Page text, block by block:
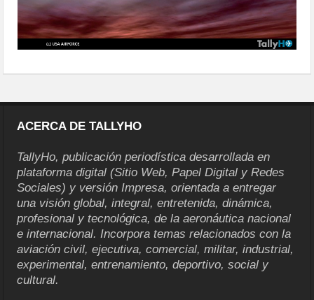
ACERCA DE TALLYHO
TallyHo, publicación periodística desarrollada en
plataforma digital (Sitio Web, Papel Digital y Redes
Sociales) y versión Impresa, orientada a entregar
una visión global, integral, entretenida, dinámica,
profesional y tecnológica, de la aeronáutica nacional
e internacional. Incorpora temas relacionados con la
aviación civil, ejecutiva, comercial, militar, industrial,
experimental, entrenamiento, deportivo, social y
cultural.